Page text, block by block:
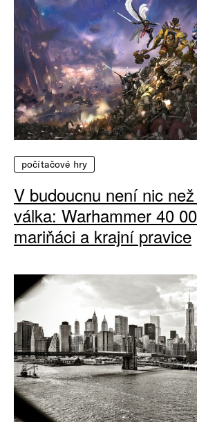
počítačové hry
V budoucnu není nic
válka: Warhammer 40
mariňáci a krajní pravice